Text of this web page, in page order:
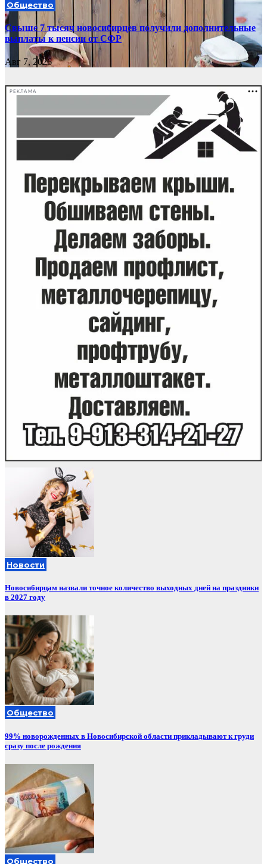
Общество
Свыше 7 тысяч новосибирцев получили дополнительные
выплаты к пенсии от СФР
Авг 7, 2026
РЕКЛАМА
Новости
Новосибирцам назвали точное количество выходных дней на праздники
в 2027 году
Общество
99% новорожденных в Новосибирской области прикладывают к груди
сразу после рождения
Общество